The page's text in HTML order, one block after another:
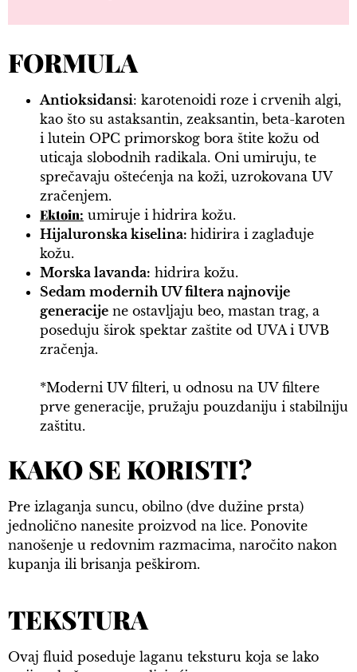
FORMULA
Antioksidansi: karotenoidi roze i crvenih algi,
kao što su astaksantin, zeaksantin, beta-karoten
i lutein OPC primorskog bora štite kožu od
uticaja slobodnih radikala. Oni umiruju, te
sprečavaju oštećenja na koži, uzrokovana UV
zračenjem.
Ektoin: umiruje i hidrira kožu.
Hijaluronska kiselina: hidirira i zaglađuje
kožu.
Morska lavanda: hidrira kožu.
Sedam modernih UV filtera najnovije
generacije ne ostavljaju beo, mastan trag, a
poseduju širok spektar zaštite od UVA i UVB
zračenja.
*Moderni UV filteri, u odnosu na UV filtere
prve generacije, pružaju pouzdaniju i stabilniju
zaštitu.
KAKO SE KORISTI?
Pre izlaganja suncu, obilno (dve dužine prsta)
jednolično nanesite proizvod na lice. Ponovite
nanošenje u redovnim razmacima, naročito nakon
kupanja ili brisanja peškirom.
TEKSTURA
Ovaj fluid poseduje laganu teksturu koja se lako